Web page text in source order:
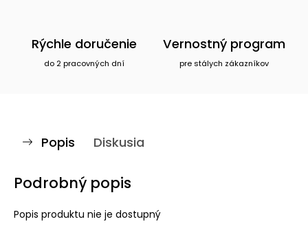
Rýchle doručenie
do 2 pracovných dní
Vernostný program
pre stálych zákazníkov
Popis Diskusia
Podrobný popis
Popis produktu nie je dostupný